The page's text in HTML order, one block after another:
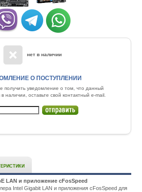
нет в наличии
О ПОСТУПЛЕНИИ
получить уведомление о том, что данный
в наличии, оставьте свой контактный e-mail.
LAN и приложение cFosSpeed
Intel Gigabit LAN и приложения cFosSpeed для